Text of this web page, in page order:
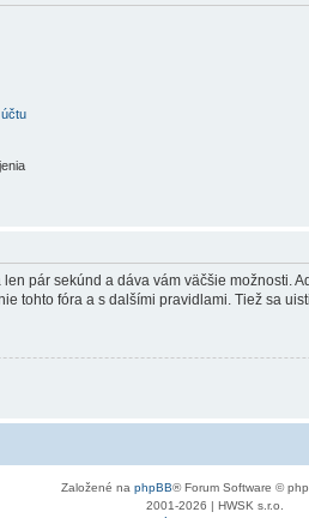
pár sekúnd a dáva vám väčšie
tohto fóra a s dalšími pravidlami. Tiež sa
Založené na phpBB® Forum Software ©
2001-2026 | HWSK s.r.o.